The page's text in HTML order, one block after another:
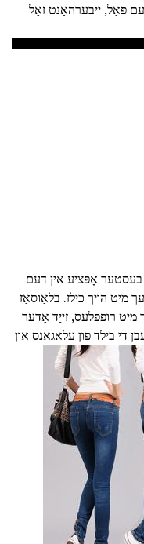
פאַל, ייבערהאַנט זאָל
אָפּציע אין דעם
מיט הויך כילז. בלאַוסאַז
מיט רופפלעס, זייַד אָדער
די בילד פון עלאַגאַנס און